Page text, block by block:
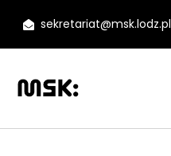
sekretariat@msk.lodz.pl